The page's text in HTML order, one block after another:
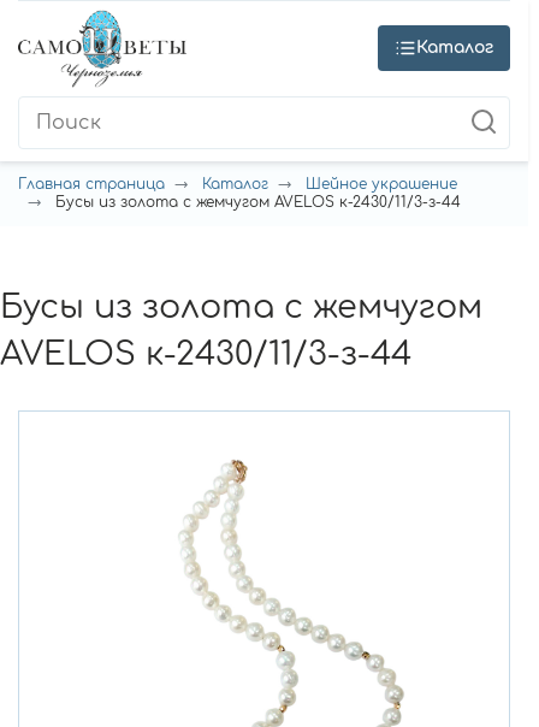
Каталог
Главная страница Каталог
Шейное украшение
Бусы из золота с жемчугом AVELOS к-2430/11/3-з-44
Бусы из золота с жемчугом
AVELOS к-2430/11/3-з-44